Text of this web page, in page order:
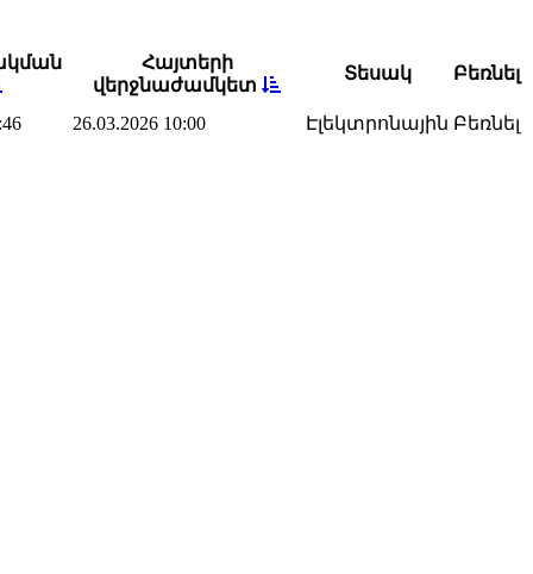
Հայտերի
վերջնաժամկետ
Տեսակ
Բեռնել
26.03.2026 10:00 Էլեկտրոնային Բեռնել